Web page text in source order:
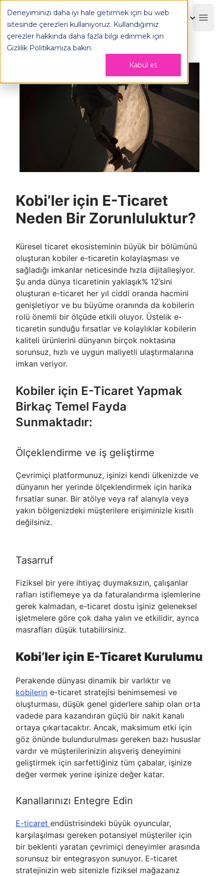
Deneyiminizi daha iyi hale getirmek için bu web
sitesinde çerezleri kullanıyoruz. Kullandığımız
çerezler hakkında daha fazla bilgi edinmek için
Gizlilik Politikamıza bakın.
Kabul et
OPLOG
Kobi’ler için E-Ticaret
Neden Bir Zorunluluktur?
Küresel ticaret ekosisteminin büyük bir bölümünü
oluşturan kobiler e-ticaretin kolaylaşması ve
sağladığı imkanlar neticesinde hızla dijitalleşiyor.
Şu anda dünya ticaretinin yaklaşık% 12’sini
oluşturan e-ticaret her yıl ciddi oranda hacmini
genişletiyor ve bu büyüme oranında da kobilerin
rolü önemli bir ölçüde etkili oluyor. Üstelik e-
ticaretin sunduğu fırsatlar ve kolaylıklar kobilerin
kaliteli ürünlerini dünyanın birçok noktasına
sorunsuz, hızlı ve uygun maliyetli ulaştırmalarına
imkan veriyor.
Kobiler için E-Ticaret Yapmak
Birkaç Temel Fayda
Sunmaktadır:
Ölçeklendirme ve iş geliştirme
Çevrimiçi platformunuz, işinizi kendi ülkenizde ve
dünyanın her yerinde ölçeklendirmek için harika
fırsatlar sunar. Bir atölye veya raf alanıyla veya
yakın bölgenizdeki müşterilere erişiminizle kısıtlı
değilsiniz.
Tasarruf
Fiziksel bir yere ihtiyaç duymaksızın, çalışanlar
rafları istiflemeye ya da faturalandırma işlemlerine
gerek kalmadan, e-ticaret dostu işiniz geleneksel
işletmelere göre çok daha yalın ve etkilidir, ayrıca
masrafları düşük tutabilirsiniz.
Kobi’ler için E-Ticaret Kurulumu
Perakende dünyası dinamik bir varlıktır ve
kobilerin e-ticaret stratejisi benimsemesi ve
oluşturması, düşük genel giderlere sahip olan orta
vadede para kazandıran güçlü bir nakit kanalı
ortaya çıkartacaktır. Ancak, maksimum etki için
göz önünde bulundurulması gereken bazı hususlar
vardır ve müşterilerinizin alışveriş deneyimini
geliştirmek için sarfettiğiniz tüm çabalar, işinize
değer vermek yerine işinize değer katar.
Kanallarınızı Entegre Edin
E-ticaret endüstrisindeki büyük oyuncular,
karşılaşılması gereken potansiyel müşteriler için
bir beklenti yaratan çevrimiçi deneyimler arasında
sorunsuz bir entegrasyon sunuyor. E-ticaret
stratejinizin web sitenizle fiziksel mağazanız